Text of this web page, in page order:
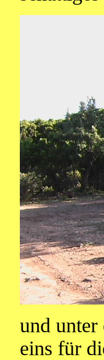
und unter
eins für